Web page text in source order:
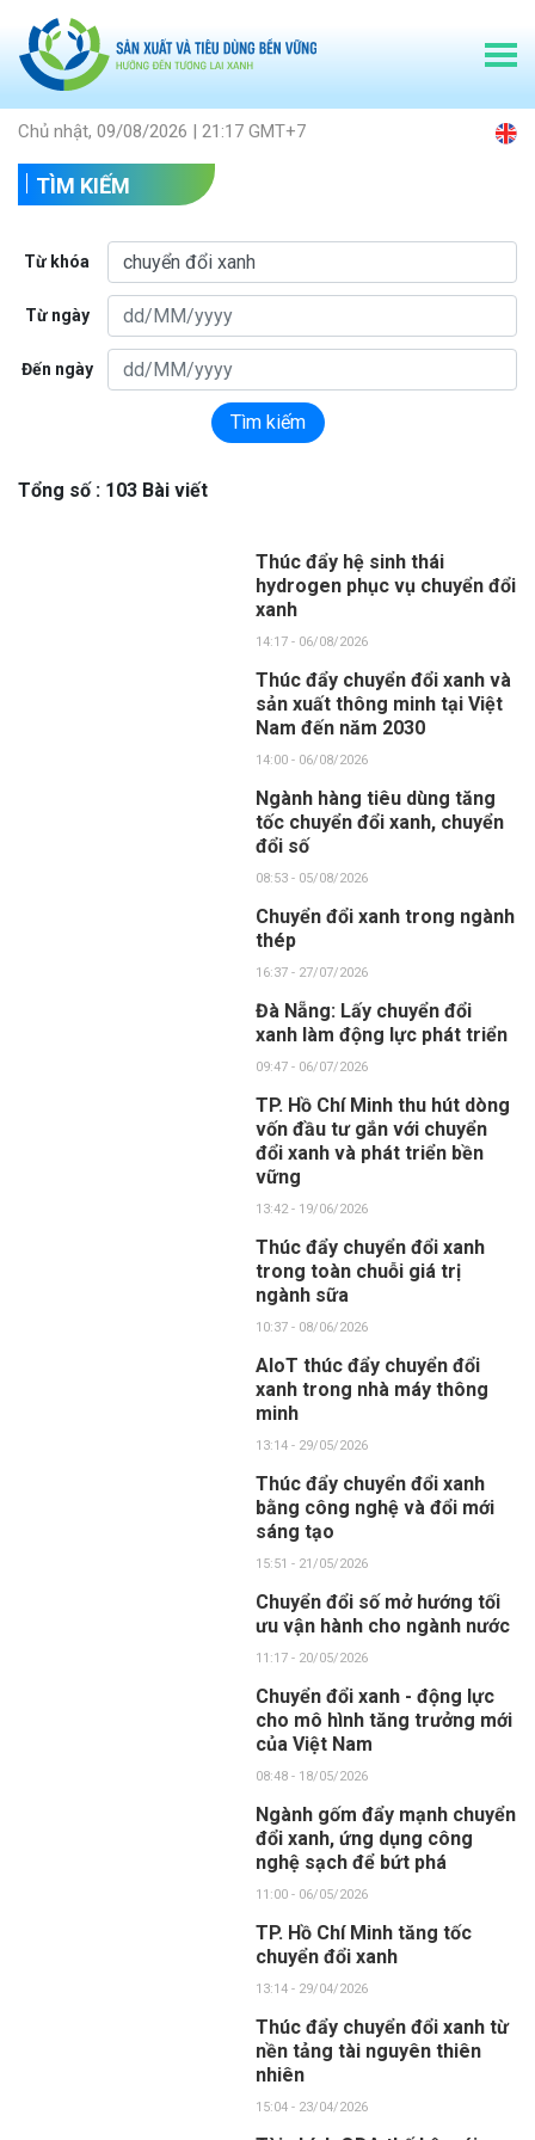
Chủ nhật, 09/08/2026 | 21:17 GMT+7
TÌM KIẾM
Từ khóa
Từ ngày
Đến ngày
Tìm kiếm
Tổng số : 103 Bài viết
Thúc đẩy hệ sinh thái
hydrogen phục vụ chuyển đổi
xanh
14:17 - 06/08/2026
Thúc đẩy chuyển đổi xanh và
sản xuất thông minh tại Việt
Nam đến năm 2030
14:00 - 06/08/2026
Ngành hàng tiêu dùng tăng
tốc chuyển đổi xanh, chuyển
đổi số
08:53 - 05/08/2026
Chuyển đổi xanh trong ngành
thép
16:37 - 27/07/2026
Đà Nẵng: Lấy chuyển đổi
xanh làm động lực phát triển
09:47 - 06/07/2026
TP. Hồ Chí Minh thu hút dòng
vốn đầu tư gắn với chuyển
đổi xanh và phát triển bền
vững
13:42 - 19/06/2026
Thúc đẩy chuyển đổi xanh
trong toàn chuỗi giá trị
ngành sữa
10:37 - 08/06/2026
AIoT thúc đẩy chuyển đổi
xanh trong nhà máy thông
minh
13:14 - 29/05/2026
Thúc đẩy chuyển đổi xanh
bằng công nghệ và đổi mới
sáng tạo
15:51 - 21/05/2026
Chuyển đổi số mở hướng tối
ưu vận hành cho ngành nước
11:17 - 20/05/2026
Chuyển đổi xanh - động lực
cho mô hình tăng trưởng mới
của Việt Nam
08:48 - 18/05/2026
Ngành gốm đẩy mạnh chuyển
đổi xanh, ứng dụng công
nghệ sạch để bứt phá
11:00 - 06/05/2026
TP. Hồ Chí Minh tăng tốc
chuyển đổi xanh
13:14 - 29/04/2026
Thúc đẩy chuyển đổi xanh từ
nền tảng tài nguyên thiên
nhiên
15:04 - 23/04/2026